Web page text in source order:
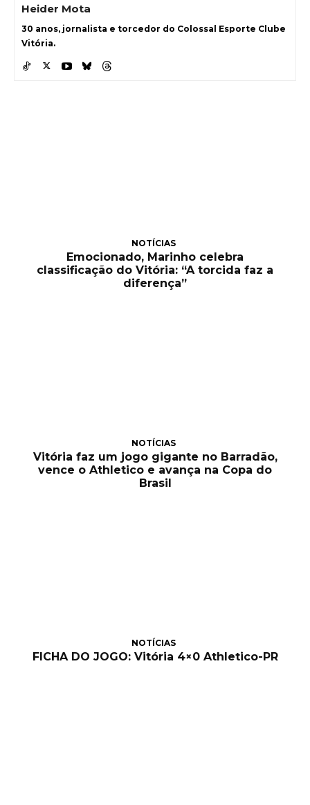
Heider Mota
30 anos, jornalista e torcedor do Colossal Esporte Clube
Vitória.
NOTÍCIAS
Emocionado, Marinho celebra
classificação do Vitória: “A torcida faz a
diferença”
NOTÍCIAS
Vitória faz um jogo gigante no Barradão,
vence o Athletico e avança na Copa do
Brasil
NOTÍCIAS
FICHA DO JOGO: Vitória 4×0 Athletico-PR